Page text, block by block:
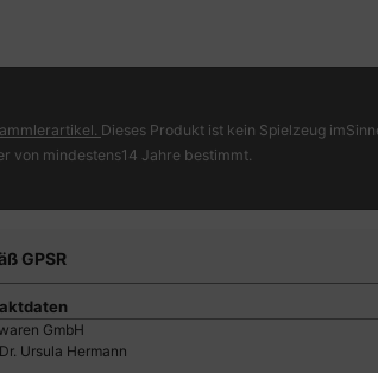
Dieses Produkt ist kein Spielzeug
von mindestens14 Jahre bestimmt.
GPSR
GmbH
Ursula Hermann